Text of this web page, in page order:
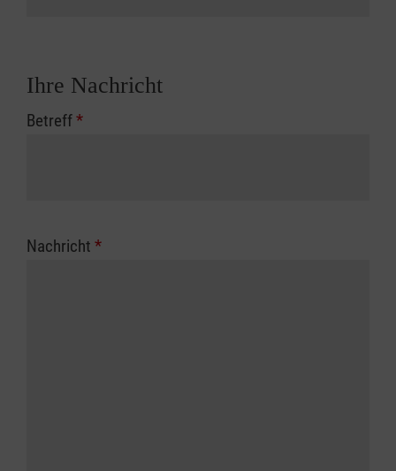
Ihre Nachricht
Betreff*
Nachricht *